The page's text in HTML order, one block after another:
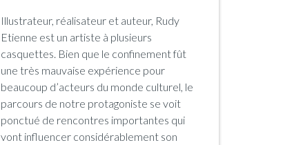
Illustrateur, réalisateur et auteur, Rudy
Etienne est un artiste à plusieurs
casquettes. Bien que le confinement fût
une très mauvaise expérience pour
beaucoup d’acteurs du monde culturel, le
parcours de notre protagoniste se voit
ponctué de rencontres importantes qui
vont influencer considérablement son